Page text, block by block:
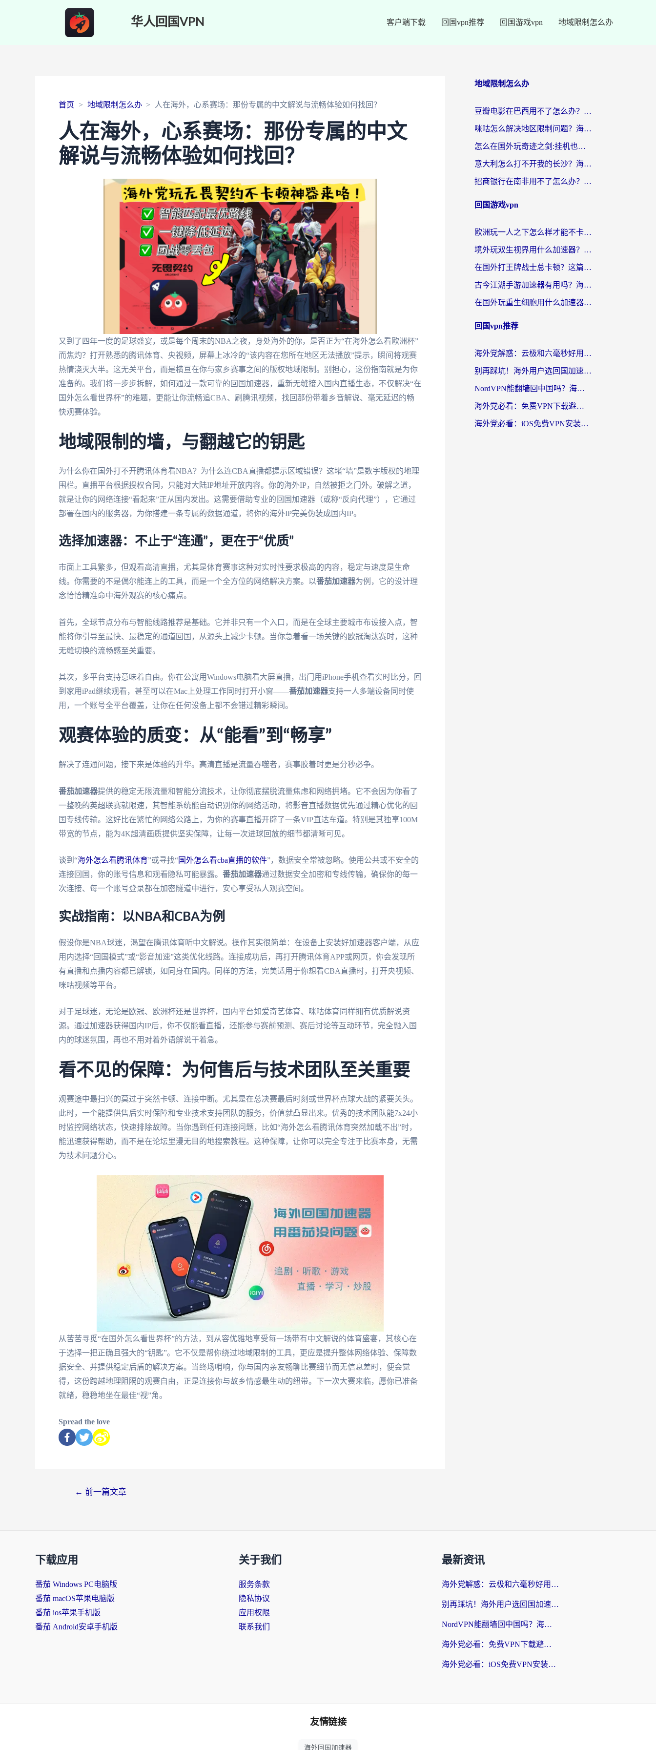
华人回国VPN 客户端下载 回国vpn推荐 回国游戏vpn 地域限制怎么办
首页 地域限制怎么办 人在海外，心系赛场：那份专属的中文解说与流畅体验如何找回？
人在海外，心系赛场：那份专属的中文
解说与流畅体验如何找回？
又到了四年一度的足球盛宴，或是每个周末的NBA之夜，身处海外的你，是否正为“在海外怎么看欧洲杯”
而焦灼？打开熟悉的腾讯体育、央视频，屏幕上冰冷的“该内容在您所在地区无法播放”提示，瞬间将观赛
热情浇灭大半。这无关平台，而是横亘在你与家乡赛事之间的版权地域限制。别担心，这份指南就是为你
准备的。我们将一步步拆解，如何通过一款可靠的回国加速器，重新无缝接入国内直播生态，不仅解决“在
国外怎么看世界杯”的难题，更能让你流畅追CBA、刷腾讯视频，找回那份带着乡音解说、毫无延迟的畅
快观赛体验。
地域限制的墙，与翻越它的钥匙
为什么你在国外打不开腾讯体育看NBA？为什么连CBA直播都提示区域错误？这堵“墙”是数字版权的地理
围栏。直播平台根据授权合同，只能对大陆IP地址开放内容。你的海外IP，自然被拒之门外。破解之道，
就是让你的网络连接“看起来”正从国内发出。这需要借助专业的回国加速器（或称“反向代理”），它通过
部署在国内的服务器，为你搭建一条专属的数据通道，将你的海外IP完美伪装成国内IP。
选择加速器：不止于“连通”，更在于“优质”
市面上工具繁多，但观看高清直播，尤其是体育赛事这种对实时性要求极高的内容，稳定与速度是生命
线。你需要的不是偶尔能连上的工具，而是一个全方位的网络解决方案。以番茄加速器为例，它的设计理
念恰恰精准命中海外观赛的核心痛点。
首先，全球节点分布与智能线路推荐是基础。它并非只有一个入口，而是在全球主要城市布设接入点，智
能将你引导至最快、最稳定的通道回国，从源头上减少卡顿。当你急着看一场关键的欧冠淘汰赛时，这种
无缝切换的流畅感至关重要。
其次，多平台支持意味着自由。你在公寓用Windows电脑看大屏直播，出门用iPhone手机查看实时比分，回
到家用iPad继续观看，甚至可以在Mac上处理工作同时打开小窗——番茄加速器支持一人多端设备同时使
用，一个账号全平台覆盖，让你在任何设备上都不会错过精彩瞬间。
观赛体验的质变：从“能看”到“畅享”
解决了连通问题，接下来是体验的升华。高清直播是流量吞噬者，赛事胶着时更是分秒必争。
番茄加速器提供的稳定无限流量和智能分流技术，让你彻底摆脱流量焦虑和网络拥堵。它不会因为你看了
一整晚的英超联赛就限速，其智能系统能自动识别你的网络活动，将影音直播数据优先通过精心优化的回
国专线传输。这好比在繁忙的网络公路上，为你的赛事直播开辟了一条VIP直达车道。特别是其独享100M
带宽的节点，能为4K超清画质提供坚实保障，让每一次进球回放的细节都清晰可见。
谈到“海外怎么看腾讯体育”或寻找“国外怎么看cba直播的软件”，数据安全常被忽略。使用公共或不安全的
连接回国，你的账号信息和观看隐私可能暴露。 番茄加速器通过数据安全加密和专线传输，确保你的每一
次连接、每一个账号登录都在加密隧道中进行，安心享受私人观赛空间。
实战指南：以NBA和CBA为例
假设你是NBA球迷，渴望在腾讯体育听中文解说。操作其实很简单：在设备上安装好加速器客户端，从应
用内选择“回国模式”或“影音加速”这类优化线路。连接成功后，再打开腾讯体育APP或网页，你会发现所
有直播和点播内容都已解锁，如同身在国内。同样的方法，完美适用于你想看CBA直播时，打开央视频、
咪咕视频等平台。
对于足球迷，无论是欧冠、欧洲杯还是世界杯，国内平台如爱奇艺体育、咪咕体育同样拥有优质解说资
源。通过加速器获得国内IP后，你不仅能看直播，还能参与赛前预测、赛后讨论等互动环节，完全融入国
内的球迷氛围，再也不用对着外语解说干着急。
看不见的保障：为何售后与技术团队至关重要
观赛途中最扫兴的莫过于突然卡顿、连接中断。尤其是在总决赛最后时刻或世界杯点球大战的紧要关头。
此时，一个能提供售后实时保障和专业技术支持团队的服务，价值就凸显出来。优秀的技术团队能7x24小
时监控网络状态，快速排除故障。当你遇到任何连接问题，比如“海外怎么看腾讯体育突然加载不出”时，
能迅速获得帮助，而不是在论坛里漫无目的地搜索教程。这种保障，让你可以完全专注于比赛本身，无需
为技术问题分心。
从苦苦寻觅“在国外怎么看世界杯”的方法，到从容优雅地享受每一场带有中文解说的体育盛宴，其核心在
于选择一把正确且强大的“钥匙”。它不仅是帮你绕过地域限制的工具，更应是提升整体网络体验、保障数
据安全、并提供稳定后盾的解决方案。当终场哨响，你与国内亲友畅聊比赛细节而无信息差时，便会觉
得，这份跨越地理阻隔的观赛自由，正是连接你与故乡情感最生动的纽带。下一次大赛来临，愿你已准备
就绪，稳稳地坐在最佳“视”角。
Spread the love
← 前一篇文章
地域限制怎么办
豆瓣电影在巴西用不了怎么办？海外党亲测有效的回国加速方案
咪咕怎么解决地区限制问题？海外党亲测有效的追剧加速指南
怎么在国外玩奇迹之剑:挂机也能爆神装？这篇攻略解决你的海外游戏+追剧难题
意大利怎么打不开我的长沙？海外党破局地区限制的实用指南
招商银行在南非用不了怎么办？海外党必备的回国加速器全攻略（附民生银行奥运直播解决方案）
回国游戏vpn
欧洲玩一人之下怎么样才能不卡？海外党国服游戏畅玩终极攻略
境外玩双生视界用什么加速器？海外党国服游戏畅玩指南（附韩国魔域晶核加速方案）
在国外打王牌战士总卡顿？这篇指南让你丝滑上分（附奇迹暖暖和平营地解决方案）
古今江湖手游加速器有用吗？海外党亲测指南+3款热门手游加速秘籍
在国外玩重生细胞用什么加速器免费的？海外党亲测避坑指南
回国vpn推荐
海外党解惑：云极和六毫秒好用吗？从实测到选择，一篇搞定回国加速
别再踩坑！海外用户选回国加速器的实用技巧：Steam加速、VPN对比全解析
NordVPN能翻墙回中国吗？海外党亲测3款回国加速器，教你选对不踩坑
海外党必看：免费VPN下载避坑指南 + 无缝访问国内资源的正确打开方式
海外党必看：iOS免费VPN安装包真的靠谱吗？教你选对回国加速器无缝刷国内资源
下载应用
番茄 Windows PC电脑版
番茄 macOS苹果电脑版
番茄 ios苹果手机版
番茄 Android安卓手机版
关于我们
服务条款
隐私协议
应用权限
联系我们
最新资讯
海外党解惑：云极和六毫秒好用吗？从实测到选择，一篇搞定回国加速
别再踩坑！海外用户选回国加速器的实用技巧：Steam加速、VPN对比全解析
NordVPN能翻墙回中国吗？海外党亲测3款回国加速器，教你选对不踩坑
海外党必看：免费VPN下载避坑指南 + 无缝访问国内资源的正确打开方式
海外党必看：iOS免费VPN安装包真的靠谱吗？教你选对回国加速器无缝刷国内资源
友情链接
海外回国加速器